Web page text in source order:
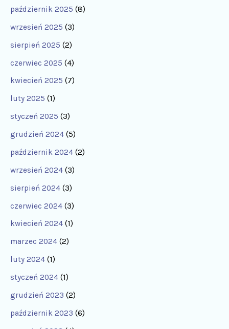
październik 2025 (8)
wrzesień 2025 (3)
sierpień 2025 (2)
czerwiec 2025 (4)
kwiecień 2025 (7)
luty 2025 (1)
styczeń 2025 (3)
grudzień 2024 (5)
październik 2024 (2)
wrzesień 2024 (3)
sierpień 2024 (3)
czerwiec 2024 (3)
kwiecień 2024 (1)
marzec 2024 (2)
luty 2024 (1)
styczeń 2024 (1)
grudzień 2023 (2)
październik 2023 (6)